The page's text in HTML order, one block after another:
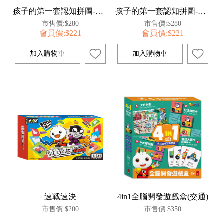
孩子的第一套認知拼圖-城市交通
市售價:$280
會員價:$221
孩子的第一套認知拼圖-恐龍王國
市售價:$280
會員價:$221
速戰速決
市售價:$200
4in1全腦開發遊戲盒(交通)
市售價:$350